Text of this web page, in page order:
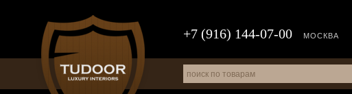
+7 (916) 144-07-00 МОСКВА